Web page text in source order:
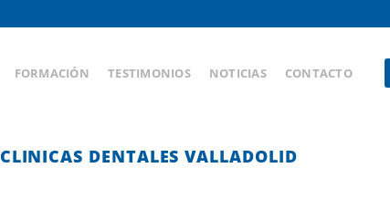
FORMACIÓN TESTIMONIOS NOTICIAS CONTACTO
CLINICAS DENTALES VALLADOLID